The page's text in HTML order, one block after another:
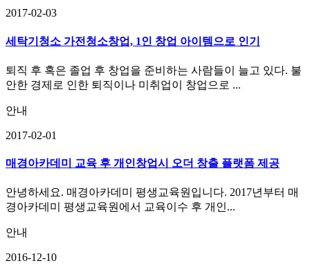
2017-02-03
세탁기청소 가전청소창업, 1인 창업 아이템으로 인기
퇴직 후 혹은 졸업 후 창업을 준비하는 사람들이 늘고 있다. 불
안한 경제로 인한 퇴직이나 미취업이 창업으로 ...
안내
2017-02-01
매경아카데미 교육 후 개인창업시 오더 창출 플랫폼 제공
안녕하세요. 매경아카데미 평생교육원입니다. 2017년부터 매
경아카데미 평생교육원에서 교육이수 후 개인...
안내
2016-12-10